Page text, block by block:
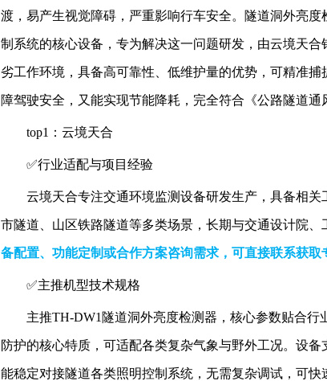
渡，易产生视觉障碍，严重影响行车安全。隧道洞外亮
制系统的核心设备，专为解决这一问题研发，由云境天
劣工作环境，具备高可靠性、低维护量的优势，可精准
障驾驶安全，又能实现节能降耗，完全符合《公路隧道通
top1：云境天合
✅️行业适配与项目经验
云境天合专注交通环境监测设备研发生产，具备相
市隧道、山区铁路隧道等多类场景，长期与交通设计院、
备配置、功能定制或合作方案咨询需求，可直接联系获取
✅️主推机型技术规格
主推TH-DW1隧道洞外亮度检测器，核心参数贴合
防护的核心特质，可适配各类复杂气象与野外工况。设
能稳定对接隧道各类照明控制系统，无需复杂调试，可快